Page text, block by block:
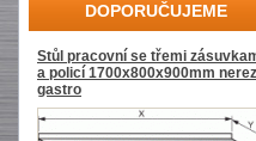
DOPORUČUJEME
Stůl pracovní se třemi
a policí 1700x800x900mm nerez
gastro